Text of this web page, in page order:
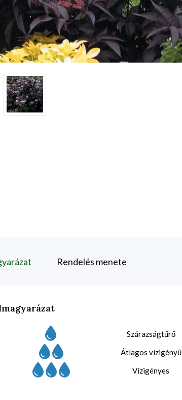
Rendelés menete
Szárazságtűrő
Átlagos vízigényű
Vízigényes